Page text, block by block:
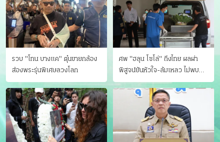
รวบ "โทน บางแค" ตุ๋นขายกล้อง
ส่องพระรุ่นพิเศษลวงโลก
ศพ "ฮลุน โซโล่" ถึงไทย ผลผ่า
พิสูจน์ยันหัวใจ-ล้มเหลว ไม่พบ
บาดแผล